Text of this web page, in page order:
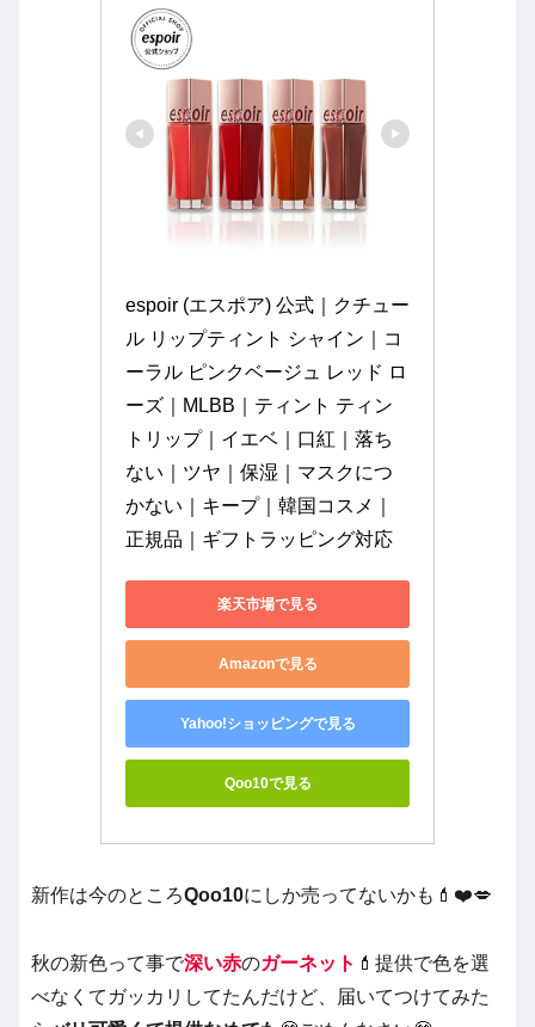
espoir (エスポア) 公式｜クチュー
ル リップティント シャイン｜コ
ーラル ピンクベージュ レッド ロ
ーズ｜MLBB｜ティント ティン
トリップ｜イエベ｜口紅｜落ち
ない｜ツヤ｜保湿｜マスクにつ
かない｜キープ｜韓国コスメ｜
正規品｜ギフトラッピング対応
楽天市場で見る
Amazonで見る
Yahoo!ショッピングで見る
Qoo10で見る
新作は今のところQoo10にしか売ってないかも💄❤️💋
秋の新色って事で深い赤のガーネット 💄提供で色を選
べなくてガッカリしてたんだけど、届いてつけてみた